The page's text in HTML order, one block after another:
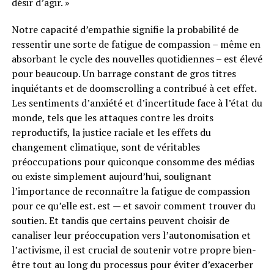
Notre capacité d’empathie signifie la probabilité de
ressentir une sorte de fatigue de compassion – même en
absorbant le cycle des nouvelles quotidiennes – est élevé
pour beaucoup. Un barrage constant de gros titres
inquiétants et de doomscrolling a contribué à cet effet.
Les sentiments d’anxiété et d’incertitude face à l’état du
monde, tels que les attaques contre les droits
reproductifs, la justice raciale et les effets du
changement climatique, sont de véritables
préoccupations pour quiconque consomme des médias
ou existe simplement aujourd’hui, soulignant
l’importance de reconnaître la fatigue de compassion
pour ce qu’elle est. est — et savoir comment trouver du
soutien. Et tandis que certains peuvent choisir de
canaliser leur préoccupation vers l’autonomisation et
l’activisme, il est crucial de soutenir votre propre bien-
être tout au long du processus pour éviter d’exacerber